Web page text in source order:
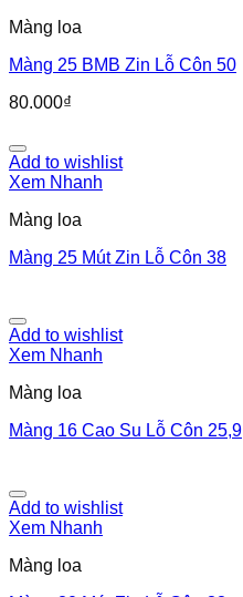
Màng loa
Màng 25 BMB Zin Lỗ Côn 50
80.000₫
Add to wishlist
Xem Nhanh
Màng loa
Màng 25 Mút Zin Lỗ Côn 38
Add to wishlist
Xem Nhanh
Màng loa
Màng 16 Cao Su Lỗ Côn 25,9
Add to wishlist
Xem Nhanh
Màng loa